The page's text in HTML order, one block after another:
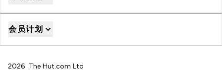
会员计划
2026 The Hut.com Ltd